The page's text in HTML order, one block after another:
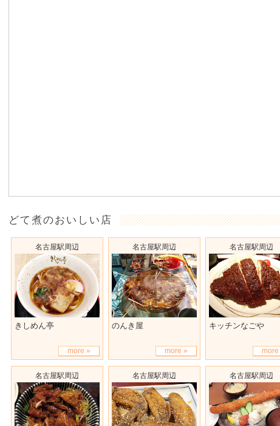
どて煮のおいしい店
名古屋駅周辺
きしめん亭
more »
名古屋駅周辺
のんき屋
more »
名古屋駅周辺
キッチンなごや
more
名古屋駅周辺 名古屋駅周辺 名古屋駅周辺